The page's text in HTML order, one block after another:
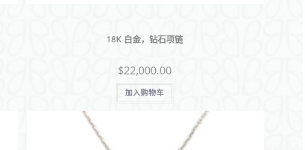
18K 白金，钻石项链
$22,000.00
加入购物车